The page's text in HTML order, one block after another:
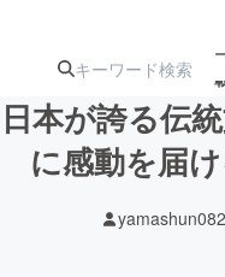
ターン
ジェク
日本が誇る伝
に感動を届